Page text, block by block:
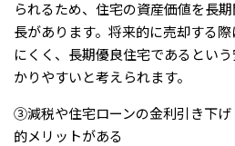
られるため、住宅の資産価値を長
長があります。将来的に売却する
にくく、長期優良住宅であるとい
かりやすいと考えられます。
③減税や住宅ローンの金利引き下
的メリットがある